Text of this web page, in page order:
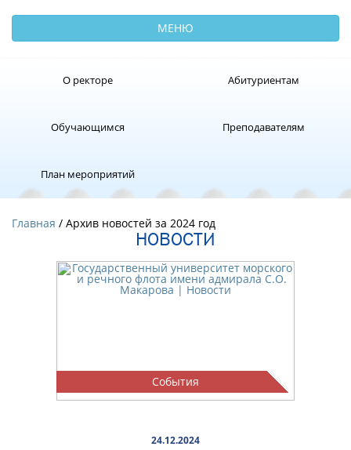
МЕНЮ
О ректоре Абитуриентам
Обучающимся Преподавателям
План мероприятий
Главная / Архив новостей за 2024 год
НОВОСТИ
События
24.12.2024